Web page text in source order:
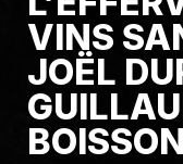
VINS
JOËL